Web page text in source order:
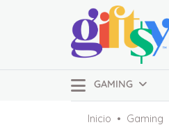
GAMING
Inicio Gaming